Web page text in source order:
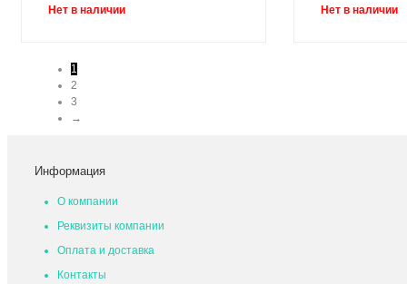
Нет в наличии Нет в наличии
1
2
3
→
Информация
О компании
Реквизиты компании
Оплата и доставка
Контакты